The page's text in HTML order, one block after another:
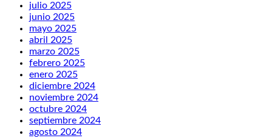
julio 2025
junio 2025
mayo 2025
abril 2025
marzo 2025
febrero 2025
enero 2025
diciembre 2024
noviembre 2024
octubre 2024
septiembre 2024
agosto 2024